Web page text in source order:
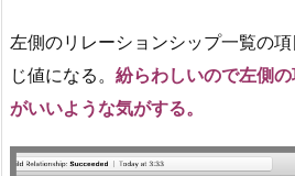
左側のリレーションシップ一覧の
じ値になる。 紛らわしいので左側
がいいような気がする。